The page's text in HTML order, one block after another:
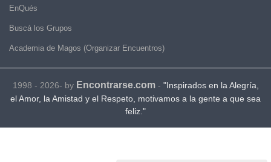
EnQués
Buscá los Grupos
Academia de Magos (Organizar Encuentros)
1998 - 2026- by Encontrarse.com- "Inspirados en la Alegría,
el Amor, la Amistad y el Respeto, motivamos a la gente a que sea
feliz."